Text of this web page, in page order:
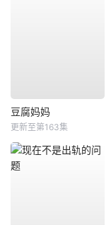
豆腐妈妈
更新至第163集